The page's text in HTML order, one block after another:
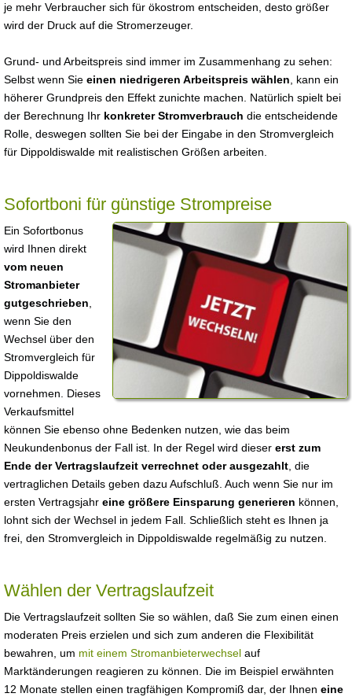
je mehr Verbraucher sich für ökostrom entscheiden, desto größer
wird der Druck auf die Stromerzeuger.
Grund- und Arbeitspreis sind immer im Zusammenhang zu sehen:
Selbst wenn Sie einen niedrigeren Arbeitspreis wählen , kann ein
höherer Grundpreis den Effekt zunichte machen. Natürlich spielt bei
der Berechnung Ihr konkreter Stromverbrauch die entscheidende
Rolle, deswegen sollten Sie bei der Eingabe in den Stromvergleich
für Dippoldiswalde mit realistischen Größen arbeiten.
Sofortboni für günstige Strompreise
Ein Sofortbonus
wird Ihnen direkt
vom neuen
Stromanbieter
gutgeschrieben
wenn Sie den
Wechsel über den
Stromvergleich für
Dippoldiswalde
vornehmen. Dieses
Verkaufsmittel
können Sie ebenso ohne Bedenken nutzen, wie das beim
Neukundenbonus der Fall ist. In der Regel wird dieser erst zum
Ende der Vertragslaufzeit verrechnet oder ausgezahlt , die
vertraglichen Details geben dazu Aufschluß. Auch wenn Sie nur im
ersten Vertragsjahr eine größere Einsparung generieren können,
lohnt sich der Wechsel in jedem Fall. Schließlich steht es Ihnen ja
frei, den Stromvergleich in Dippoldiswalde regelmäßig zu nutzen.
Wählen der Vertragslaufzeit
Die Vertragslaufzeit sollten Sie so wählen, daß Sie zum einen einen
moderaten Preis erzielen und sich zum anderen die Flexibilität
bewahren, um mit einem Stromanbieterwechsel auf
Marktänderungen reagieren zu können. Die im Beispiel erwähnten
12 Monate stellen einen tragfähigen Kompromiß dar, der Ihnen eine